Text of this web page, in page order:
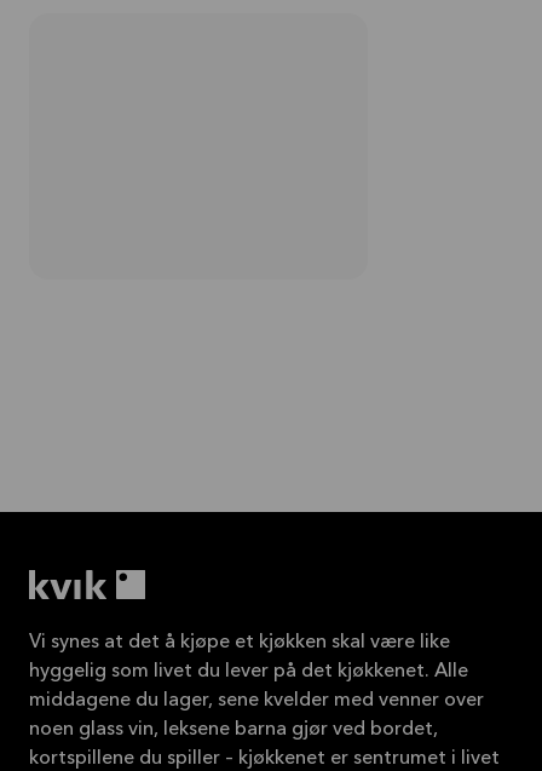
Vi synes at det å kjøpe et kjøkken skal være like
hyggelig som livet du lever på det kjøkkenet. Alle
middagene du lager, sene kvelder med venner over
noen glass vin, leksene barna gjør ved bordet,
kortspillene du spiller – kjøkkenet er sentrumet i livet